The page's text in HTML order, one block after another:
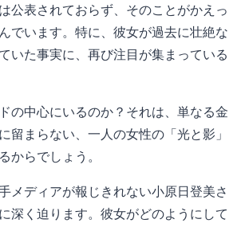
公表されておらず、そのことがかえっ
でいます。特に、彼女が過去に壮絶な
いた事実に、再び注目が集まっている
の中心にいるのか？それは、単なる金
留まらない、一人の女性の「光と影」
からでしょう。
メディアが報じきれない小原日登美さ
深く迫ります。彼女がどのようにして